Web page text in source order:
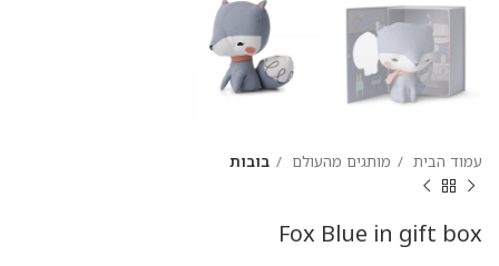
עמוד הבית מותגים מהעולם בובות
Fox Blue in gift box